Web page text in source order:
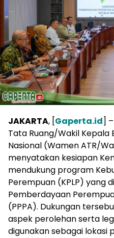
JAKARTA, [Gaperta.id]
Tata Ruang/Wakil Kepala
Nasional (Wamen ATR/
menyatakan kesiapan
mendukung program
Perempuan (KPLP) yang
Pemberdayaan
(PPPA). Dukungan
aspek perolehan serta
digunakan sebagai lokasi